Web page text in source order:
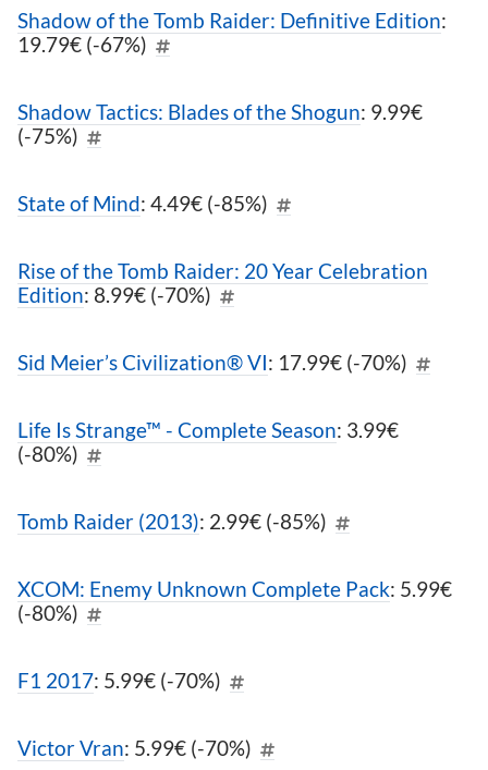
Shadow of the Tomb Raider: Definitive Edition:
19.79€ (-67%)
Shadow Tactics: Blades of the Shogun: 9.99€
(-75%)
State of Mind: 4.49€ (-85%)
Rise of the Tomb Raider: 20 Year Celebration
Edition: 8.99€ (-70%)
Sid Meier’s Civilization® VI: 17.99€ (-70%)
Life Is Strange™ - Complete Season: 3.99€
(-80%)
Tomb Raider (2013): 2.99€ (-85%)
XCOM: Enemy Unknown Complete Pack: 5.99€
(-80%)
F1 2017: 5.99€ (-70%)
Victor Vran: 5.99€ (-70%)